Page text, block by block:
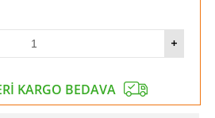
KARGO BEDAVA